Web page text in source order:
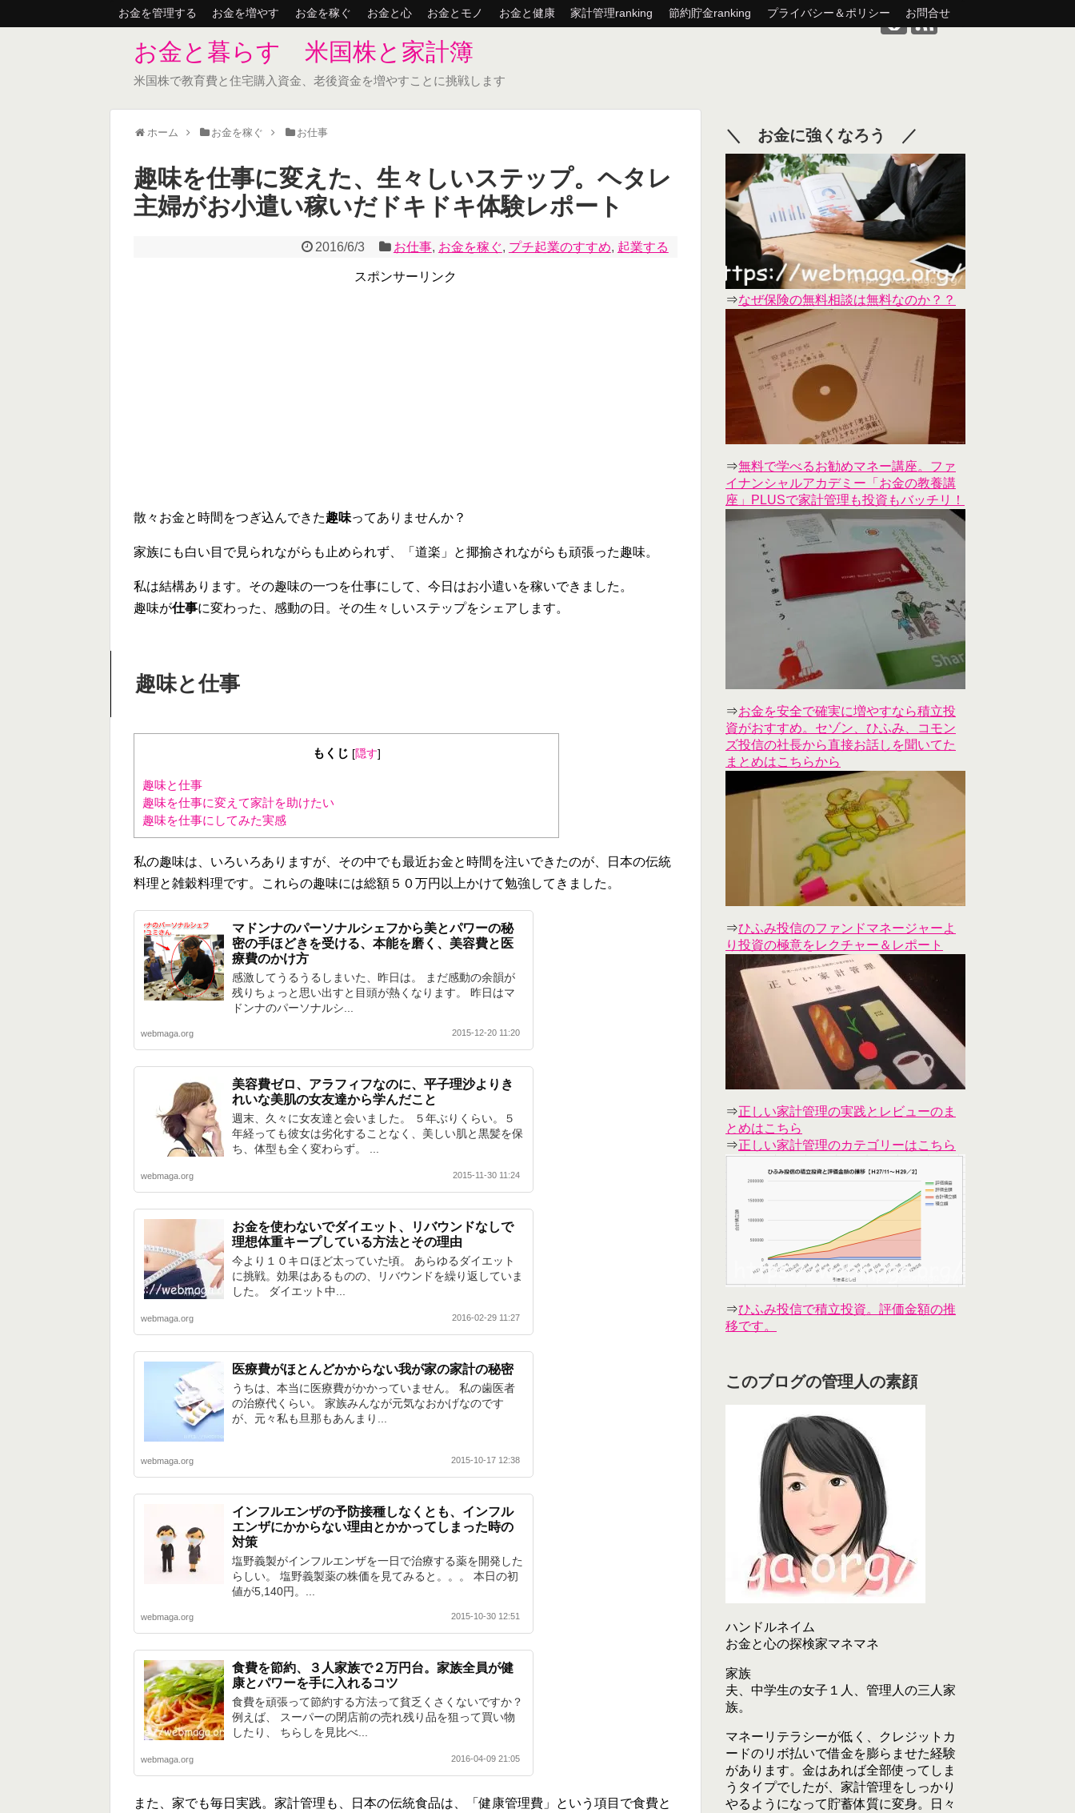
お金を管理する お金を増やす お金を稼ぐ お金と心 お金とモノ お金と健康 家計管理ranking 節約貯金ranking プライバシー＆ポリシー お問合せ
お金と暮らす 米国株と家計簿
米国株で教育費と住宅購入資金、老後資金を増やすことに挑戦します
ホーム お金を稼ぐ お仕事
趣味を仕事に変えた、生々しいステップ。ヘタレ
主婦がお小遣い稼いだドキドキ体験レポート
2016/6/3 お仕事, お金を稼ぐ, プチ起業のすすめ, 起業する
スポンサーリンク
散々お金と時間をつぎ込んできた趣味ってありませんか？
家族にも白い目で見られながらも止められず、「道楽」と揶揄されながらも頑張った趣味。
私は結構あります。その趣味の一つを仕事にして、今日はお小遣いを稼いできました。
趣味が仕事に変わった、感動の日。その生々しいステップをシェアします。
趣味と仕事
もくじ [隠す]
趣味と仕事
趣味を仕事に変えて家計を助けたい
趣味を仕事にしてみた実感
私の趣味は、いろいろありますが、その中でも最近お金と時間を注いできたのが、日本の伝統
料理と雑穀料理です。これらの趣味には総額５０万円以上かけて勉強してきました。
マドンナのパーソナルシェフから美とパワーの秘
密の手ほどきを受ける、本能を磨く、美容費と医
療費のかけ方
感激してうるうるしまいた、昨日は。 まだ感動の余韻が
残りちょっと思い出すと目頭が熱くなります。 昨日はマ
ドンナのパーソナルシ...
webmaga.org 2015-12-20 11:20
美容費ゼロ、アラフィフなのに、平子理沙よりき
れいな美肌の女友達から学んだこと
週末、久々に女友達と会いました。 ５年ぶりくらい。５
年経っても彼女は劣化することなく、美しい肌と黒髪を保
ち、体型も全く変わらず。 ...
webmaga.org 2015-11-30 11:24
お金を使わないでダイエット、リバウンドなしで
理想体重キープしている方法とその理由
今より１０キロほど太っていた頃。 あらゆるダイエット
に挑戦。効果はあるものの、リバウンドを繰り返していま
した。 ダイエット中...
webmaga.org 2016-02-29 11:27
医療費がほとんどかからない我が家の家計の秘密
うちは、本当に医療費がかかっていません。 私の歯医者
の治療代くらい。 家族みんなが元気なおかげなのです
が、元々私も旦那もあんまり...
webmaga.org 2015-10-17 12:38
インフルエンザの予防接種しなくとも、インフル
エンザにかからない理由とかかってしまった時の
対策
塩野義製がインフルエンザを一日で治療する薬を開発した
らしい。 塩野義製薬の株価を見てみると。。。 本日の初
値が5,140円。...
webmaga.org 2015-10-30 12:51
食費を節約、３人家族で２万円台。家族全員が健
康とパワーを手に入れるコツ
食費を頑張って節約する方法って貧乏くさくないですか？
例えば、 スーパーの閉店前の売れ残り品を狙って買い物
したり、 ちらしを見比べ...
webmaga.org 2016-04-09 21:05
また、家でも毎日実践。家計管理も、日本の伝統食品は、「健康管理費」という項目で食費と
＼ お金に強くなろう ／
⇒なぜ保険の無料相談は無料なのか？？
⇒無料で学べるお勧めマネー講座。ファ
イナンシャルアカデミー「お金の教養講
座」PLUSで家計管理も投資もバッチリ！
⇒お金を安全で確実に増やすなら積立投
資がおすすめ。セゾン、ひふみ、コモン
ズ投信の社長から直接お話しを聞いてた
まとめはこちらから
⇒ひふみ投信のファンドマネージャーよ
り投資の極意をレクチャー＆レポート
⇒正しい家計管理の実践とレビューのま
とめはこちら
⇒正しい家計管理のカテゴリーはこちら
⇒ひふみ投信で積立投資。評価金額の推
移です。
このブログの管理人の素顔
ハンドルネイム
お金と心の探検家マネマネ
家族
夫、中学生の女子１人、管理人の三人家
族。
マネーリテラシーが低く、クレジットカ
ードのリボ払いで借金を膨らませた経験
があります。金はあれば全部使ってしま
うタイプでしたが、家計管理をしっかり
やるようになって貯蓄体質に変身。日々